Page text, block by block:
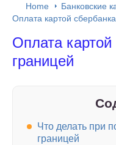
Home
Банковские
Оплата картой
Оплата
границей
Что делать при
границей